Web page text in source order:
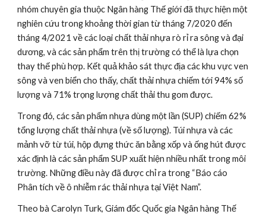
nhóm chuyên gia thuộc Ngân hàng Thế giới đã thực hiện một
nghiên cứu trong khoảng thời gian từ tháng 7/2020 đến
tháng 4/2021 về các loại chất thải nhựa rò rỉ ra sông và đại
dương, và các sản phẩm trên thị trường có thể là lựa chọn
thay thế phù hợp. Kết quả khảo sát thực địa các khu vực ven
sông và ven biển cho thấy, chất thải nhựa chiếm tới 94% số
lượng và 71% trọng lượng chất thải thu gom được.
Trong đó, các sản phẩm nhựa dùng một lần (SUP) chiếm 62%
tổng lượng chất thải nhựa (về số lượng). Túi nhựa và các
mảnh vỡ từ túi, hộp đựng thức ăn bằng xốp và ống hút được
xác định là các sản phẩm SUP xuất hiện nhiều nhất trong môi
trường. Những điều này đã được chỉ ra trong “Báo cáo
Phân tích về ô nhiễm rác thải nhựa tại Việt Nam”.
Theo bà Carolyn Turk, Giám đốc Quốc gia Ngân hàng Thế